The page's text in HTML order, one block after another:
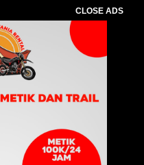
CLOSE ADS